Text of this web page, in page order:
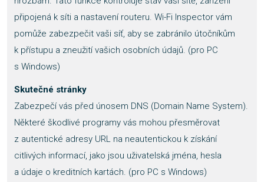
připojená k síti a nastavení routeru. Wi-Fi Inspector vám
pomůže zabezpečit vaši síť, aby se zabránilo útočníkům
k přístupu a zneužití vašich osobních údajů. (pro PC
s Windows)
Skutečné stránky
Zabezpečí vás před únosem DNS (Domain Name System).
Některé škodlivé programy vás mohou přesměrovat
z autentické adresy URL na neautentickou k získání
citlivých informací, jako jsou uživatelská jména, hesla
a údaje o kreditních kartách. (pro PC s Windows)